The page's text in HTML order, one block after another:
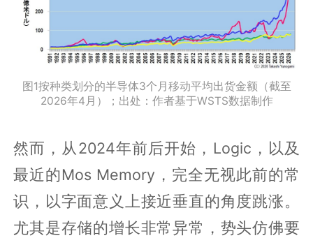
图1按种类划分的半导体3个月移动平均出货金额（截至
2026年4月）；出处：作者基于WSTS数据制作
然而，从2024年前后开始，Logic，以及
最近的Mos Memory，完全无视此前的常
识，以字面意义上接近垂直的角度跳涨。
尤其是存储的增长非常异常，势头仿佛要